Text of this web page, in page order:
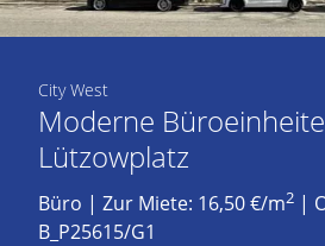
City West
Moderne
Lützowplatz
Büro | Zur Miete: 16,50 €/m2 |
B_P25615/G1